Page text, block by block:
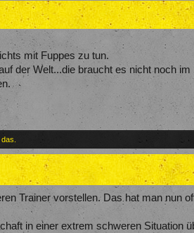
mit Fuppes zu tun.
der Welt...die braucht es nicht noch
Trainer vorstellen. Das hat man nun
in einer extrem schweren